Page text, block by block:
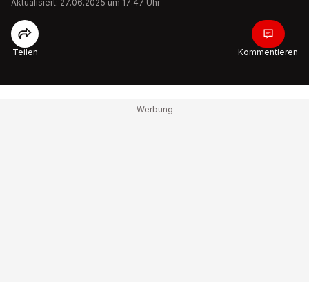
Aktualisiert: 27.06.2025 um 17:47 Uhr
Teilen Kommentieren